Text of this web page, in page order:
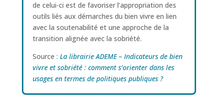
de celui-ci est de favoriser l’appropriation des
outils liés aux démarches du bien vivre en lien
avec la soutenabilité et une approche de la
transition alignée avec la sobriété.
Source : La librairie ADEME – Indicateurs de bien
vivre et sobriété : comment s’orienter dans les
usages en termes de politiques publiques ?